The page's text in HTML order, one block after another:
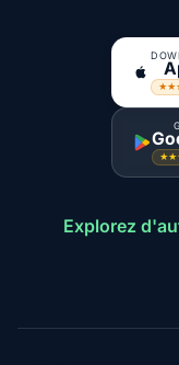
Explorez